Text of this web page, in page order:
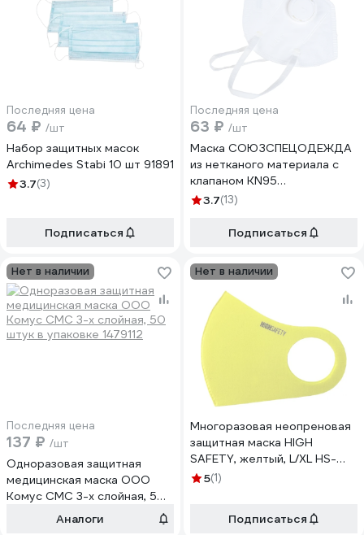
Последняя цена
64 ₽ /шт
Набор защитных масок
Archimedes Stabi 10 шт 91891
3.7(3)
Подписаться
Последняя цена
63 ₽ /шт
Маска СОЮЗСПЕЦОДЕЖДА
из нетканого материала с
клапаном KN95
2000000116525
3.7(13)
Подписаться
Нет в наличии
Последняя цена
137 ₽ /шт
Одноразовая защитная
медицинская маска ООО
Комус СМС 3-х слойная, 50
штук в упаковке 1479112
Аналоги
Нет в наличии
Многоразовая неопреновая
защитная маска HIGH
SAFETY, желтый, L/XL HS-
M01-Y-LXL1
5(1)
Подписаться